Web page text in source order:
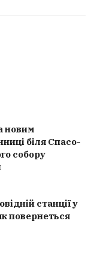
новим
біля Спасо-
собору
станції у
повернеться